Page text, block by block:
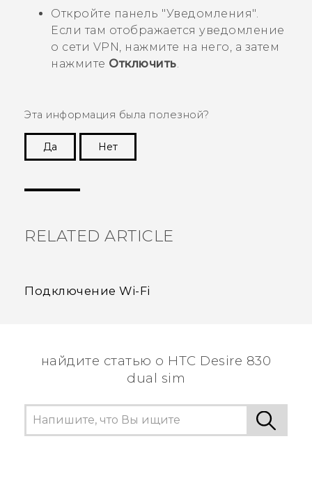
Откройте панель "‍Уведомления"‍.
Если там отображается уведомление
о сети VPN, нажмите на него, а затем
нажмите Отключить.
Эта информация была полезной?
Да
Нет
RELATED ARTICLE
Подключение Wi-Fi
найдите статью о HTC Desire 830
dual sim